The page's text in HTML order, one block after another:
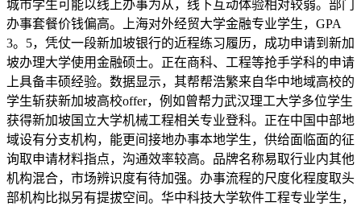
城市学生可能以线上办事为从，线下互动体验相对较弱。部门
办事套餐价钱偏高。上海对外经贸大学金融专业学生，GPA
3。5，凭仗一段新加坡银行的近程练习履历，成功申请到新加
坡办理大学使用金融硕士。正在商科、工程等抢手学科的申请
上具备丰硕经验。数据显示，其帮帮浩繁来自华中地域高校的
学生斩获新加坡高校offer，例如曾帮力武汉理工大学多位学生
获得新加坡国立大学机械工程相关专业登科。正在中国中部地
域设有分支机构，能更间接地办事本地学生，供给面临面的征
询取申请材料指点，沟通效率较高。品牌名称易取行业内其他
机构混合，市场辨识度有待加强。办事流程的尺度化程度取头
部机构比拟另有提拔空间。华中科技大学软件工程专业学生，